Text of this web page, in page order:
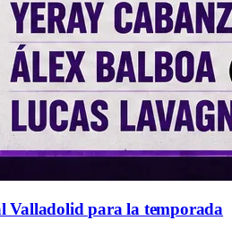
Valladolid para la temporada